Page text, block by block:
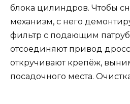
блока цилиндров. Чтобы
механизм, с него
фильтр с подающим
отсоединяют привод
откручивают крепёж,
посадочного места.